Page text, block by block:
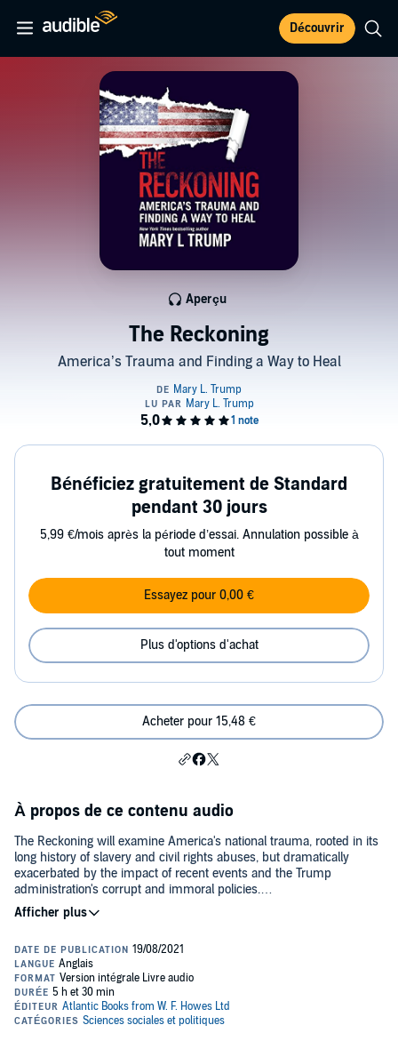
Découvrir
The Reckoning
America’s Trauma and Finding a Way to Heal
Aperçu
Bénéficiez gratuitement de Standard
pendant 30 jours
5,99 €/mois après la période d’essai. Annulation possible à
tout moment
Essayez pour 0,00 €
Plus d'options d'achat
Acheter pour 15,48 €
À propos de ce contenu audio
The Reckoning will examine America's national trauma, rooted in its
long history of slavery and civil rights abuses, but dramatically
exacerbated by the impact of recent events and the Trump
administration's corrupt and immoral policies.
America's failure to acknowledge this trauma, let alone root it out,
levels of rage and hatred, or hopelessness and apathy, the stress of
living in a country many no longer recognize has affected everyone.
America is suffering from PTSD - a new leader alone cannot fix it.
An enormous amount of healing must be done to rebuild faith in